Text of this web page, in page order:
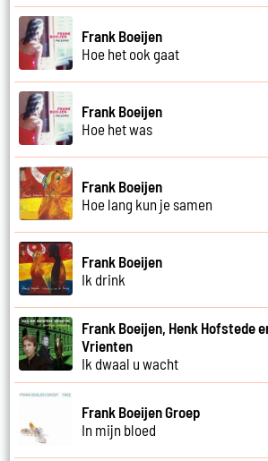
Frank Boeijen
Hoe het ook gaat
Frank Boeijen
Hoe het was
Frank Boeijen
Hoe lang kun je samen
Frank Boeijen
Ik drink
Frank Boeijen, Henk Hofstede
Vrienten
Ik dwaal u wacht
Frank Boeijen Groep
In mijn bloed